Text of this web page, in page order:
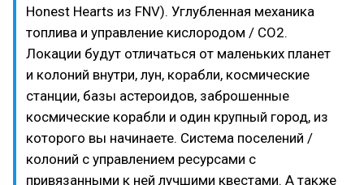
Honest Hearts из FNV). Углубленная механика
топлива и управление кислородом / CO2.
Локации будут отличаться от маленьких планет
и колоний внутри, лун, корабли, космические
станции, базы астероидов, заброшенные
космические корабли и один крупный город, из
которого вы начинаете. Система поселений /
колоний с управлением ресурсами с
привязанными к ней лучшими квестами. А также